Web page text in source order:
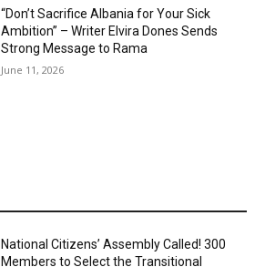
“Don’t Sacrifice Albania for Your Sick
Ambition” – Writer Elvira Dones Sends
Strong Message to Rama
June 11, 2026
National Citizens’ Assembly Called! 300
Members to Select the Transitional